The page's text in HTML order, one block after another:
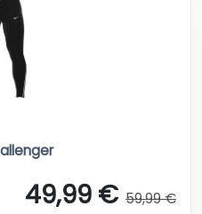
49,99 € 59,99 €